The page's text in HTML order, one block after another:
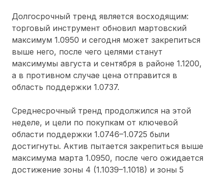
Долгосрочный тренд является восходящим:
торговый инструмент обновил мартовский
максимум 1.0950 и сегодня может закрепиться
выше него, после чего целями станут
максимумы августа и сентября в районе 1.1200,
а в противном случае цена отправится в
область поддержки 1.0737.
Среднесрочный тренд продолжился на этой
неделе, и цели по покупкам от ключевой
области поддержки 1.0746–1.0725 были
достигнуты. Актив пытается закрепиться выше
максимума марта 1.0950, после чего ожидается
достижение зоны 4 (1.1039–1.1018) и зоны 5